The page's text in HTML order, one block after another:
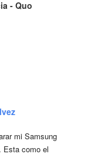
- Quo
mi Samsung
Esta como el